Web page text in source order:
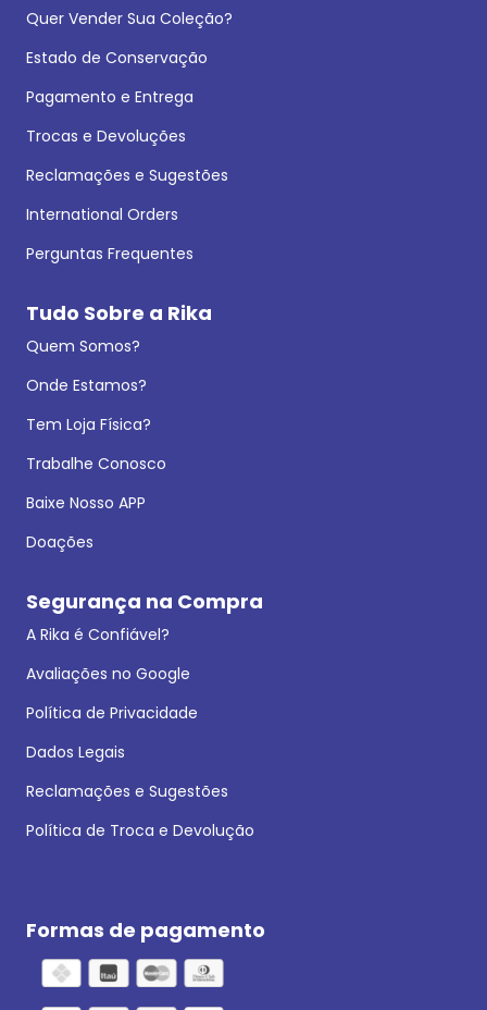
Quer Vender Sua Coleção?
Estado de Conservação
Pagamento e Entrega
Trocas e Devoluções
Reclamações e Sugestões
International Orders
Perguntas Frequentes
Tudo Sobre a Rika
Quem Somos?
Onde Estamos?
Tem Loja Física?
Trabalhe Conosco
Baixe Nosso APP
Doações
Segurança na Compra
A Rika é Confiável?
Avaliações no Google
Política de Privacidade
Dados Legais
Reclamações e Sugestões
Política de Troca e Devolução
Formas de pagamento